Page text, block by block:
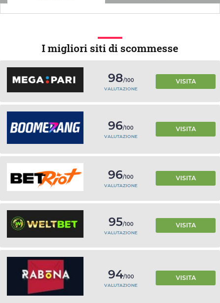
I migliori siti di scommesse
98/100
VALUTAZIONE
VISITA
96/100
VALUTAZIONE
VISITA
96/100
VALUTAZIONE
VISITA
95/100
VALUTAZIONE
VISITA
94/100
VALUTAZIONE
VISITA